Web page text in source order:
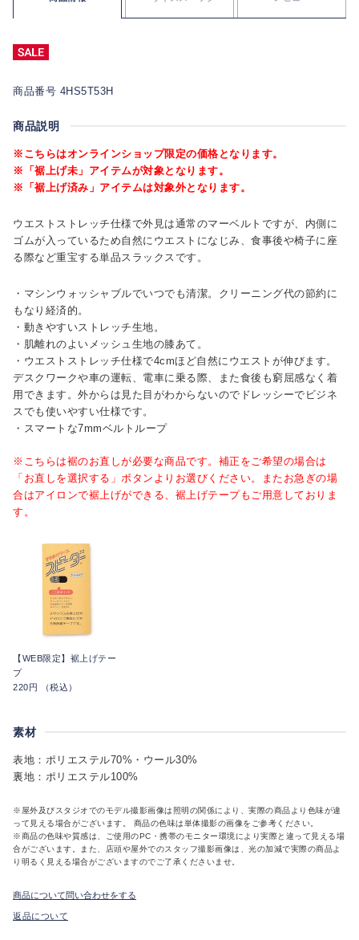
商品番号 4HS5T53H
商品説明
※こちらはオンラインショップ限定の価格となります。
※「裾上げ未」アイテムが対象となります。
※「裾上げ済み」アイテムは対象外となります。
ウエストストレッチ仕様で外見は通常のマーベルトですが、内側に
ゴムが入っているため自然にウエストになじみ、食事後や椅子に座
る際など重宝する単品スラックスです。
・マシンウォッシャブルでいつでも清潔。クリーニング代の節約に
もなり経済的。
・動きやすいストレッチ生地。
・肌離れのよいメッシュ生地の膝あて。
・ウエストストレッチ仕様で4cmほど自然にウエストが伸びます。
デスクワークや車の運転、電車に乗る際、また食後も窮屈感なく着
用できます。外からは見た目がわからないのでドレッシーでビジネ
スでも使いやすい仕様です。
・スマートな7mmベルトループ
※こちらは裾のお直しが必要な商品です。補正をご希望の場合は
「お直しを選択する」ボタンよりお選びください。またお急ぎの場
合はアイロンで裾上げができる、裾上げテープもご用意しておりま
す。
【WEB限定】裾上げテー
プ
220円 （税込）
素材
表地：ポリエステル70%・ウール30%
裏地：ポリエステル100%
※屋外及びスタジオでのモデル撮影画像は照明の関係により、実際の商品より色味が違
って見える場合がございます。 商品の色味は単体撮影の画像をご参考ください。
※商品の色味や質感は、ご使用のPC・携帯のモニター環境により実際と違って見える場
合がございます。また、店頭や屋外でのスタッフ撮影画像は、光の加減で実際の商品よ
り明るく見える場合がございますのでご了承くださいませ。
商品について問い合わせをする
返品について